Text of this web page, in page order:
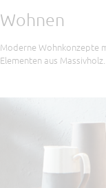
Wohnen
Moderne Wohnkonzepte
Elementen aus Massivholz.